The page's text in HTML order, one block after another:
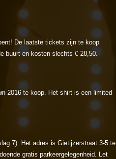
De laatste tickets zijn te koop
buurt en kosten slechts € 28,50.
2016 te koop. Het shirt is een limited
7). Het adres is Gietijzerstraat 3-5 te
gratis parkeergelegenheid. Let